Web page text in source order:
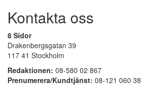
Kontakta oss
8 Sidor
Drakenbergsgatan 39
117 41 Stockholm
Redaktionen: 08-580 02 867
Prenumerera/Kundtjänst: 08-121 060 38